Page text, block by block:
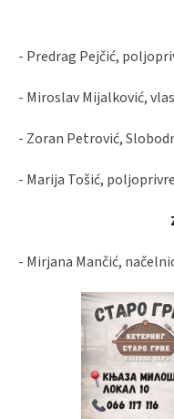
- Predrag Pejčić,
- Miroslav Mijalković,
- Zoran Petrović,
- Marija Tošić,
- Mirjana Mančić,